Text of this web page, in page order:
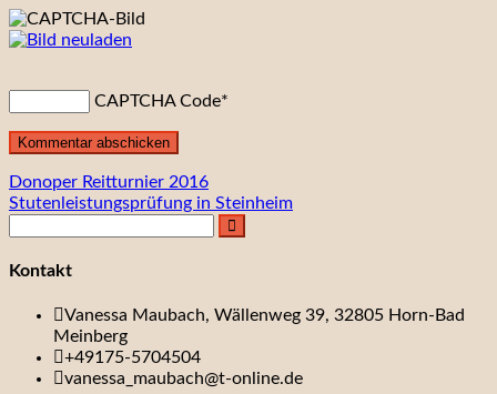
CAPTCHA Code*
Beitragsnavigation
Donoper Reitturnier 2016
Stutenleistungsprüfung in Steinheim
Kontakt
Vanessa Maubach, Wällenweg 39, 32805 Horn-Bad
Meinberg
+49175-5704504
vanessa_maubach@t-online.de